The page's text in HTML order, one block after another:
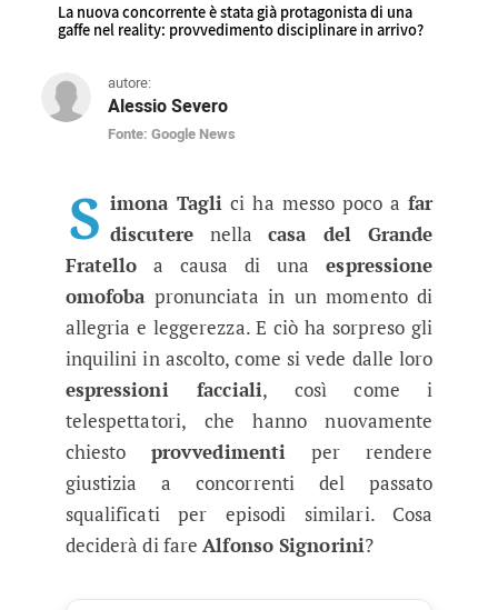
La nuova concorrente è stata già protagonista di una
gaffe nel reality: provvedimento disciplinare in arrivo?
autore:
Alessio Severo
Fonte: Google News
Simona Tagli, battuta omofoba
S imona Tagli ci ha messo poco afar
discutere nellacasa del Grande
Fratello a causa di unaespressione
omofobapronunciata in un momento di
allegria e leggerezza. E ciò ha sorpreso gli
inquilini in ascolto, come si vede dalle loro
espressioni facciali, così come i
telespettatori, che hanno nuovamente
chiesto provvedimenti per rendere
giustizia a concorrenti del passato
squalificati per episodi similari. Cosa
deciderà di fareAlfonso Signorini?